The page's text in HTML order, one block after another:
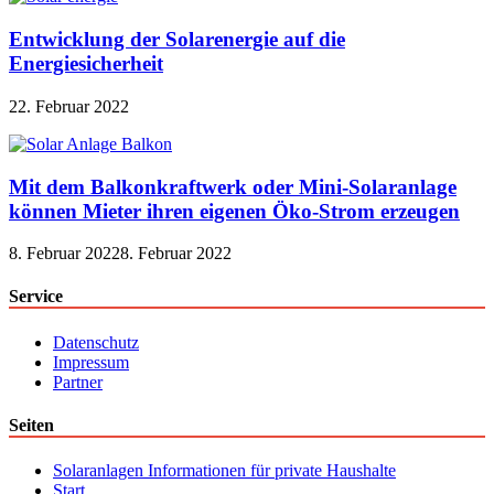
Entwicklung der Solarenergie auf die
Energiesicherheit
22. Februar 2022
Mit dem Balkonkraftwerk oder Mini-Solaranlage
können Mieter ihren eigenen Öko-Strom erzeugen
8. Februar 20228. Februar 2022
Service
Datenschutz
Impressum
Partner
Seiten
Solaranlagen Informationen für private Haushalte